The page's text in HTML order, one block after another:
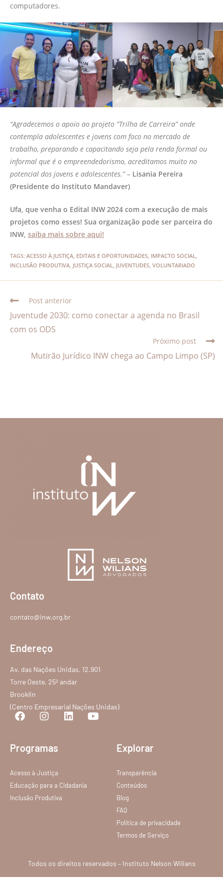
computadores.
“Agradecemos o apoio ao projeto “Trilha de Carreira” onde
contempla adolescentes e jovens com foco no mercado de
trabalho, preparando e capacitando seja pela renda formal ou
informal que é o empreendedorismo, acreditamos muito no
potencial dos jovens e adolescentes.” – Lisania Pereira
(Presidente do Instituto Mandaver)
Ufa, que venha o Edital INW 2024 com a execução de mais
projetos como esses! Sua organização pode ser parceira do
INW, saiba mais sobre aqui!
TAGS: ACESSO À JUSTIÇA EDITAIS E OPORTUNIDADES IMPACTO SOCIAL
INCLUSÃO PRODUTIVA JUSTIÇA SOCIAL JUVENTUDES VOLUNTARIADO
Post anterior
Juventude 2030: como conectar a agenda no Brasil
com os ODS
Próximo post
Mutirão Jurídico INW chega ao Campo Limpo (SP)
Contato
contato@inw.org.br
Endereço
Av. das Nações Unidas, 12.901
Torre Oeste, 25º andar
Brooklin
(Centro Empresarial Nações Unidas)
Programas
Acesso à Justiça
Educação para a Cidadania
Inclusão Produtiva
Explorar
Transparência
Conteúdos
Blog
FAQ
Política de privacidade
Termos de Serviço
Todos os direitos reservados – Instituto Nelson Wilians